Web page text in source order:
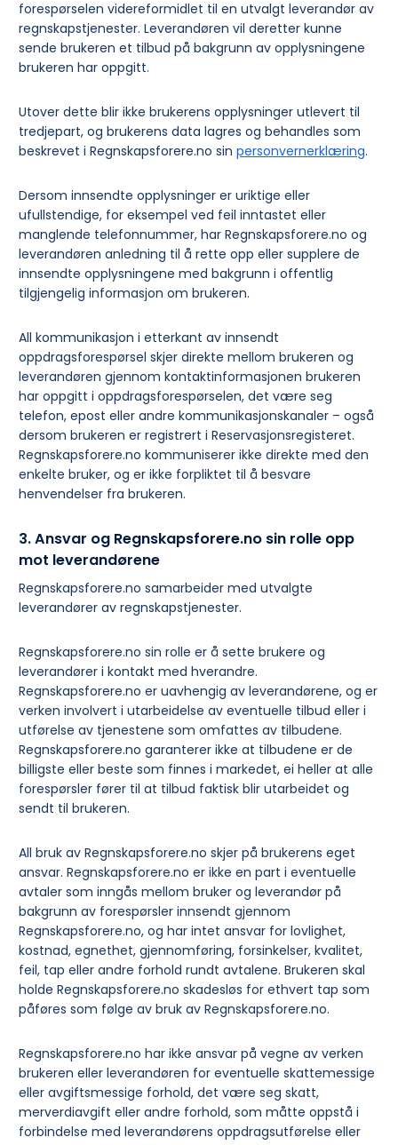
forespørselen videreformidlet til en utvalgt leverandør av
regnskapstjenester. Leverandøren vil deretter kunne
sende brukeren et tilbud på bakgrunn av opplysningene
brukeren har oppgitt.
Utover dette blir ikke brukerens opplysninger utlevert til
tredjepart, og brukerens data lagres og behandles som
beskrevet i Regnskapsforere.no sin personvernerklæring.
Dersom innsendte opplysninger er uriktige eller
ufullstendige, for eksempel ved feil inntastet eller
manglende telefonnummer, har Regnskapsforere.no og
leverandøren anledning til å rette opp eller supplere de
innsendte opplysningene med bakgrunn i offentlig
tilgjengelig informasjon om brukeren.
All kommunikasjon i etterkant av innsendt
oppdragsforespørsel skjer direkte mellom brukeren og
leverandøren gjennom kontaktinformasjonen brukeren
har oppgitt i oppdragsforespørselen, det være seg
telefon, epost eller andre kommunikasjonskanaler – også
dersom brukeren er registrert i Reservasjonsregisteret.
Regnskapsforere.no kommuniserer ikke direkte med den
enkelte bruker, og er ikke forpliktet til å besvare
henvendelser fra brukeren.
3. Ansvar og Regnskapsforere.no sin rolle opp
mot leverandørene
Regnskapsforere.no samarbeider med utvalgte
leverandører av regnskapstjenester.
Regnskapsforere.no sin rolle er å sette brukere og
leverandører i kontakt med hverandre.
Regnskapsforere.no er uavhengig av leverandørene, og er
verken involvert i utarbeidelse av eventuelle tilbud eller i
utførelse av tjenestene som omfattes av tilbudene.
Regnskapsforere.no garanterer ikke at tilbudene er de
billigste eller beste som finnes i markedet, ei heller at alle
forespørsler fører til at tilbud faktisk blir utarbeidet og
sendt til brukeren.
All bruk av Regnskapsforere.no skjer på brukerens eget
ansvar. Regnskapsforere.no er ikke en part i eventuelle
avtaler som inngås mellom bruker og leverandør på
bakgrunn av forespørsler innsendt gjennom
Regnskapsforere.no, og har intet ansvar for lovlighet,
kostnad, egnethet, gjennomføring, forsinkelser, kvalitet,
feil, tap eller andre forhold rundt avtalene. Brukeren skal
holde Regnskapsforere.no skadesløs for ethvert tap som
påføres som følge av bruk av Regnskapsforere.no.
Regnskapsforere.no har ikke ansvar på vegne av verken
brukeren eller leverandøren for eventuelle skattemessige
eller avgiftsmessige forhold, det være seg skatt,
merverdiavgift eller andre forhold, som måtte oppstå i
forbindelse med leverandørens oppdragsutførelse eller